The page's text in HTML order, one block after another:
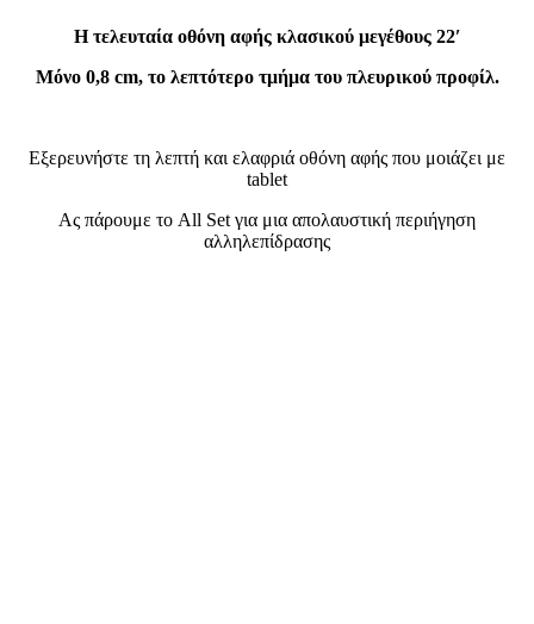
Η τελευταία οθόνη αφής κλασικού μεγέθους 22′
Μόνο 0,8 cm, το λεπτότερο τμήμα του πλευρικού προφίλ.
Εξερευνήστε τη λεπτή και ελαφριά οθόνη αφής που μοιάζει με
tablet
Ας πάρουμε το All Set για μια απολαυστική περιήγηση
αλληλεπίδρασης